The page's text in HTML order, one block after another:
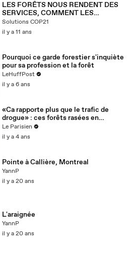
LES FORÊTS NOUS RENDENT DES
SERVICES, COMMENT LES
PROTÉGER ?
Solutions COP21
il y a 11 ans
Pourquoi ce garde forestier s'inquiète
pour sa profession et la forêt
LeHuffPost
il y a 6 ans
«Ca rapporte plus que le trafic de
drogue» : ces forêts rasées en
quelques heures par des voleurs de
bois
Le Parisien
il y a 4 ans
Pointe à Callière, Montreal
YannP
il y a 20 ans
L'araignée
YannP
il y a 20 ans